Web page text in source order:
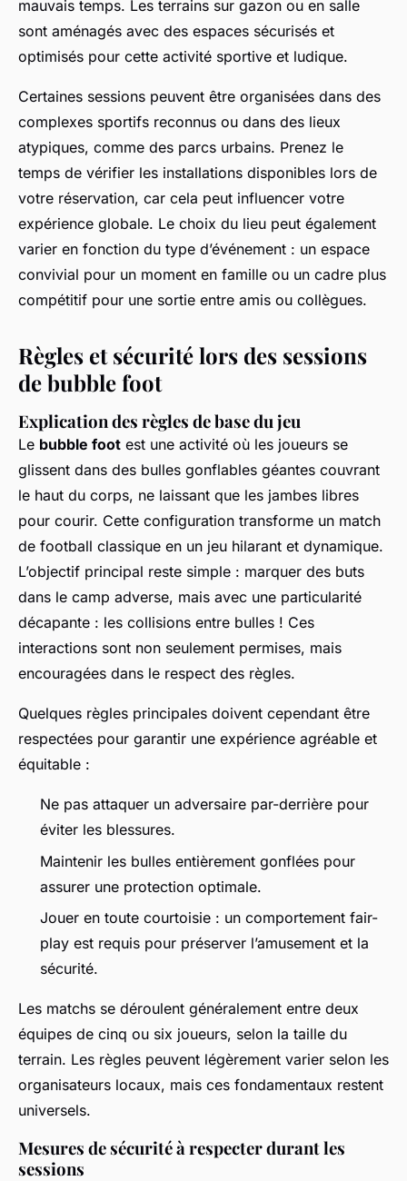
mauvais temps. Les terrains sur gazon ou en salle
sont aménagés avec des espaces sécurisés et
optimisés pour cette activité sportive et ludique.
Certaines sessions peuvent être organisées dans des
complexes sportifs reconnus ou dans des lieux
atypiques, comme des parcs urbains. Prenez le
temps de vérifier les installations disponibles lors de
votre réservation, car cela peut influencer votre
expérience globale. Le choix du lieu peut également
varier en fonction du type d’événement : un espace
convivial pour un moment en famille ou un cadre plus
compétitif pour une sortie entre amis ou collègues.
Règles et sécurité lors des sessions
de bubble foot
Explication des règles de base du jeu
Le bubble foot est une activité où les joueurs se
glissent dans des bulles gonflables géantes couvrant
le haut du corps, ne laissant que les jambes libres
pour courir. Cette configuration transforme un match
de football classique en un jeu hilarant et dynamique.
L’objectif principal reste simple : marquer des buts
dans le camp adverse, mais avec une particularité
décapante : les collisions entre bulles ! Ces
interactions sont non seulement permises, mais
encouragées dans le respect des règles.
Quelques règles principales doivent cependant être
respectées pour garantir une expérience agréable et
équitable :
Ne pas attaquer un adversaire par-derrière pour
éviter les blessures.
Maintenir les bulles entièrement gonflées pour
assurer une protection optimale.
Jouer en toute courtoisie : un comportement fair-
play est requis pour préserver l’amusement et la
sécurité.
Les matchs se déroulent généralement entre deux
équipes de cinq ou six joueurs, selon la taille du
terrain. Les règles peuvent légèrement varier selon les
organisateurs locaux, mais ces fondamentaux restent
universels.
Mesures de sécurité à respecter durant les
sessions